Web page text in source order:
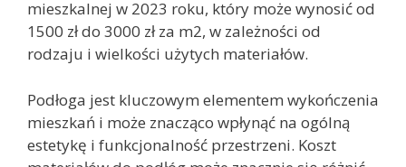
mieszkalnej w 2023 roku, który może wynosić od
1500 zł do 3000 zł za m2, w zależności od
rodzaju i wielkości użytych materiałów.
Podłoga jest kluczowym elementem wykończenia
mieszkań i może znacząco wpłynąć na ogólną
estetykę i funkcjonalność przestrzeni. Koszt